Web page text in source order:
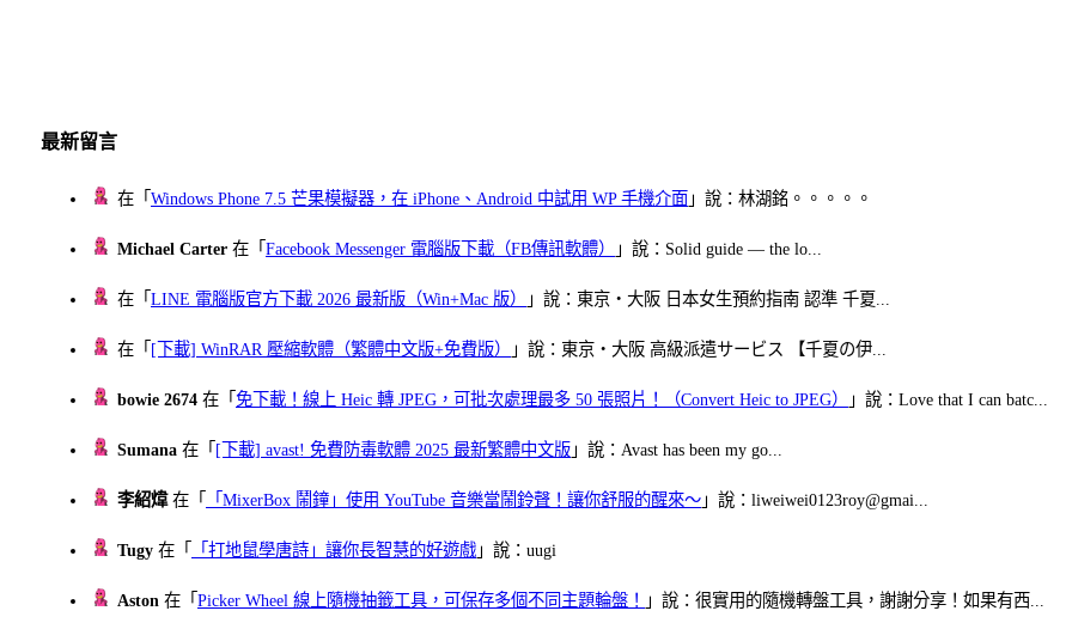
最新留言
在「Windows Phone 7.5 芒果模擬器，在 iPhone、Android 中試用 WP 手機介面 」說：林湖銘。。。。。
Michael Carter 在「Facebook Messenger 電腦版下載（FB傳訊軟體） 」說：Solid guide — the lo...
在「LINE 電腦版官方下載 2026 最新版（Win+Mac 版） 」說：東京・大阪 日本女生預約指南 認準 千夏...
在「 [下載] WinRAR 壓縮軟體（繁體中文版+免費版） 」說：東京・大阪 高級派遣サービス 【千夏の伊...
bowie 2674 在「免下載！線上 Heic 轉 JPEG，可批次處理最多 50 張照片！（Convert Heic to JPEG） 」說：Love that I can batc...
Sumana 在「 [下載] avast! 免費防毒軟體 2025 最新繁體中文版 」說：Avast has been my go...
李紹煒在「 「MixerBox 鬧鐘」使用 YouTube 音樂當鬧鈴聲！讓你舒服的醒來～ 」說：liweiwei0123roy@gmai...
Tugy 在「 「打地鼠學唐詩」讓你長智慧的好遊戲 」說：uugi
Aston 在「Picker Wheel 線上隨機抽籤工具，可保存多個不同主題輪盤！ 」說：很實用的隨機轉盤工具，謝謝分享！如果有西...